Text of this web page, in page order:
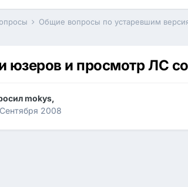
Общие вопросы по устаревшим
юзеров и просмотр ЛС
mokys,
2008